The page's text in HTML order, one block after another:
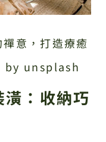
意，打造療癒
by unsplash
：收納巧